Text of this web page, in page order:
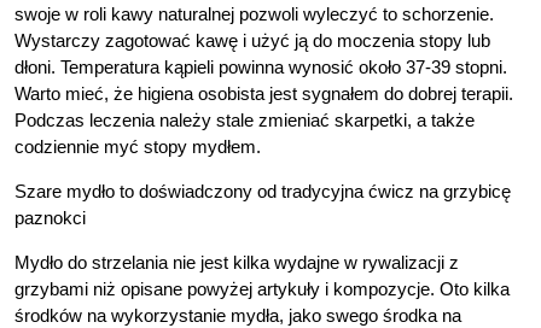
swoje w roli kawy naturalnej pozwoli wyleczyć to schorzenie.
Wystarczy zagotować kawę i użyć ją do moczenia stopy lub
dłoni. Temperatura kąpieli powinna wynosić około 37-39 stopni.
Warto mieć, że higiena osobista jest sygnałem do dobrej terapii.
Podczas leczenia należy stale zmieniać skarpetki, a także
codziennie myć stopy mydłem.
Szare mydło to doświadczony od tradycyjna ćwicz na grzybicę
paznokci
Mydło do strzelania nie jest kilka wydajne w rywalizacji z
grzybami niż opisane powyżej artykuły i kompozycje. Oto kilka
środków na wykorzystanie mydła, jako swego środka na